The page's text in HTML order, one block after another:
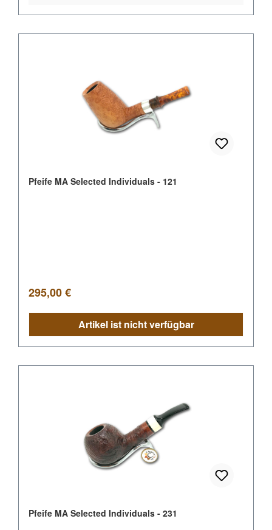
Pfeife MA Selected Individuals - 121
Regulärer Preis:
295,00 €
Artikel ist nicht verfügbar
Pfeife MA Selected Individuals - 231